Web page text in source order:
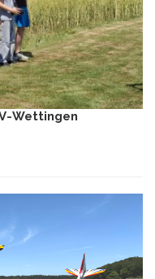
Wettingen